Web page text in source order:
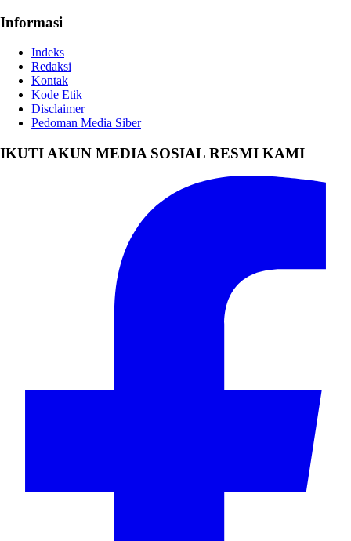
Informasi
Indeks
Redaksi
Kontak
Kode Etik
Disclaimer
Pedoman Media Siber
IKUTI AKUN MEDIA SOSIAL RESMI KAMI